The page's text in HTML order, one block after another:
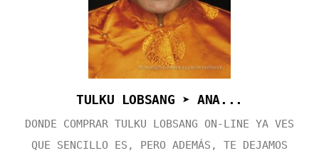
TULKU LOBSANG ➤ ANA...
DONDE COMPRAR TULKU LOBSANG ON-LINE YA VES
QUE SENCILLO ES, PERO ADEMÁS, TE DEJAMOS